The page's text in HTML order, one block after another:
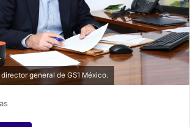
general de GS1 México.